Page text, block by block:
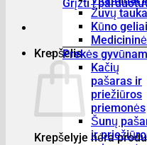
Grįžti į
Krepšelis
Krepšelyje nėra
Žuvų
Kūno
Prekės
Kačių
pašaras ir
priežiūros
priemonės
Šunų
ir